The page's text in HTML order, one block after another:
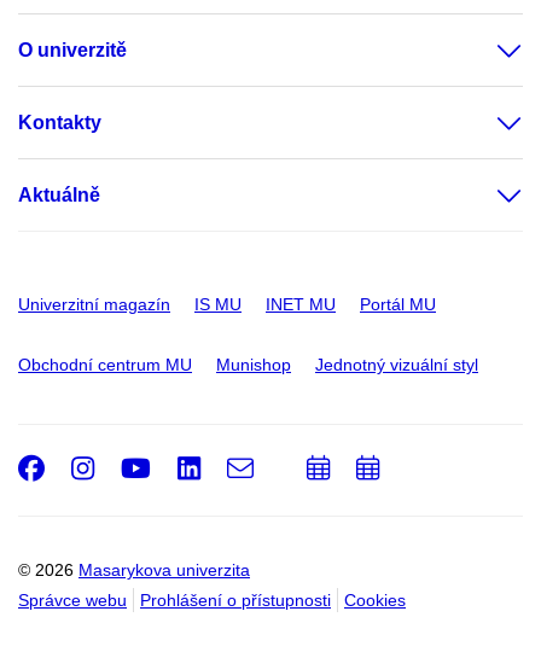
O univerzitě
Kontakty
Aktuálně
Univerzitní magazín IS MU INET MU Portál MU
Obchodní centrum MU Munishop Jednotný vizuální styl
© 2026 Masarykova univerzita
Správce webu
Prohlášení o přístupnosti Cookies
Facebook
Instagram
Youtube
LinkedIn
e-
PřidatPřidat